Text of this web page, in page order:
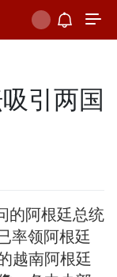
引两国
的阿根廷总统
率领阿根廷
越南阿根廷